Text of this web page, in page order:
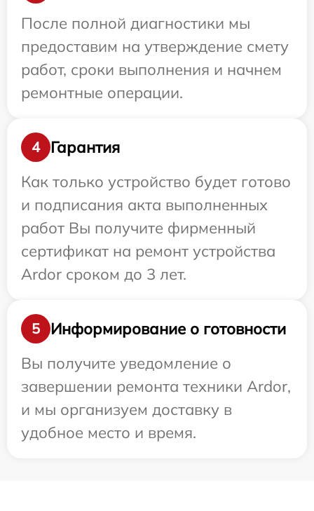
После полной диагностики мы
предоставим на утверждение смету
работ, сроки выполнения и начнем
ремонтные операции.
4
Гарантия
Как только устройство будет готово
и подписания акта выполненных
работ Вы получите фирменный
сертификат на ремонт устройства
Ardor сроком до 3 лет.
5
Информирование о готовности
Вы получите уведомление о
завершении ремонта техники Ardor,
и мы организуем доставку в
удобное место и время.